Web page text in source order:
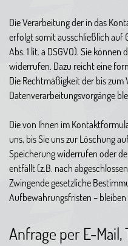
Die Verarbeitung der in das
erfolgt somit ausschließlich auf
Abs. 1 lit. a DSGVO). Sie
widerrufen. Dazu reicht eine
Die Rechtmäßigkeit der bis
Datenverarbeitungsvorgänge
Die von Ihnen im
uns, bis Sie uns zur Löschung
Speicherung widerrufen oder
entfällt (z.B. nach
Zwingende gesetzliche
Aufbewahrungsfristen –
Anfrage per E-Mail,